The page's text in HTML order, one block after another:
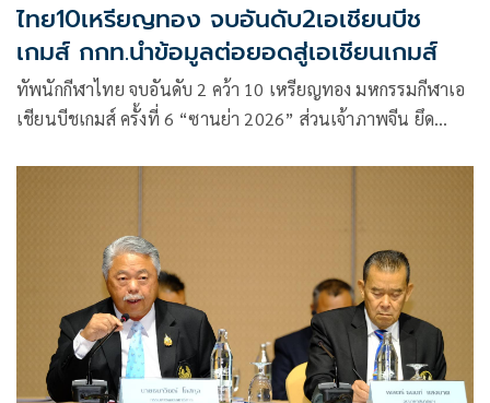
ไทย10เหรียญทอง จบอันดับ2เอเชียนบีช
เกมส์ กกท.นำข้อมูลต่อยอดสู่เอเชียนเกมส์
ทัพนักกีฬาไทย จบอันดับ 2 คว้า 10 เหรียญทอง มหกรรมกีฬาเอ
เชียนบีชเกมส์ ครั้งที่ 6 “ซานย่า 2026” ส่วนเจ้าภาพจีน ยึด
ข้อมูล และสถิติของนักกีฬา ไปต่อยอดเตรียมทีมเพื่อสู้ศึก
มหกรรมกีฬาเอเชียนเกมส์ ครั้งที่ 20 เดือนกันยายน 2569 ที่
ประเทศญี่ปุ่น ต่อไป